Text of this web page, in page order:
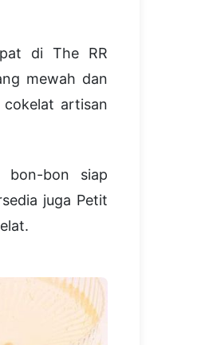
di The RR
mewah dan
artisan
bon-bon siap
juga Petit